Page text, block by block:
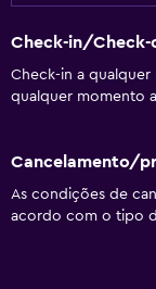
Check-in/Check-
Check-in a
qualquer momento
Cancelamento/
As condições de
acordo com o tipo